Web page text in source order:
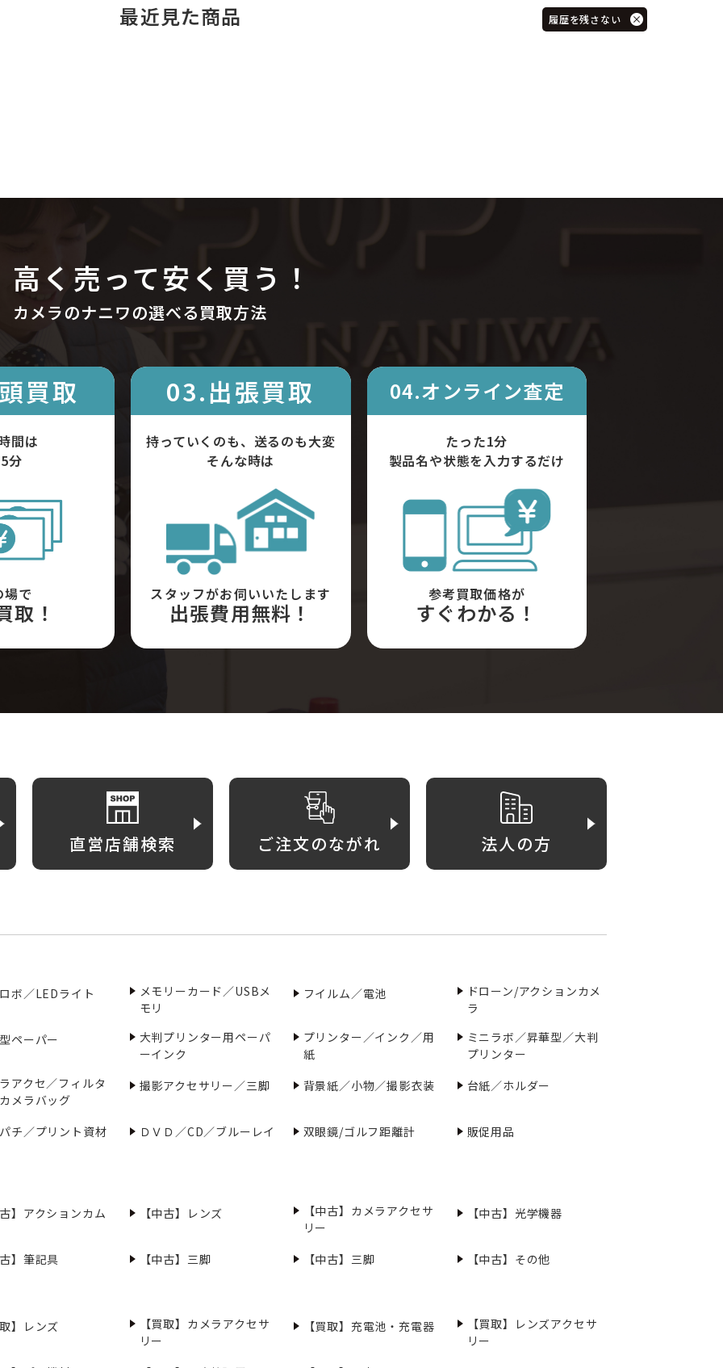
最近見た商品 履歴を残さない
高く売って安く買う！
カメラのナニワの選べる買取方法
買取
間は
分
場で
取！
03.出張買取
持っていくのも、送るのも大変
そんな時は
スタッフがお伺いいたします
出張費用無料！
04.オンライン査定
たった1分
製品名や状態を入力するだけ
参考買取価格が
すぐわかる！
直営店舗検索 ご注文のながれ 法人の方
ボ／LEDライト
メモリーカード／USBメ
モリ
フイルム／電池
ドローン/アクションカメ
ラ
ペーパー
大判プリンター用ペーパ
ーインク
プリンター／インク／用
紙
ミニラボ／昇華型／大判
プリンター
アクセ／フィルタ
メラバッグ
撮影アクセサリー／三脚 背景紙／小物／撮影衣装 台紙／ホルダー
チ／プリント資材 ＤＶＤ／CD／ブルーレイ 双眼鏡/ゴルフ距離計 販促用品
】アクションカム 【中古】レンズ
【中古】カメラアクセサ
リー
【中古】光学機器
】筆記具 【中古】三脚 【中古】三脚 【中古】その他
】レンズ
【買取】カメラアクセサ
リー
【買取】充電池・充電器
【買取】レンズアクセサ
リー